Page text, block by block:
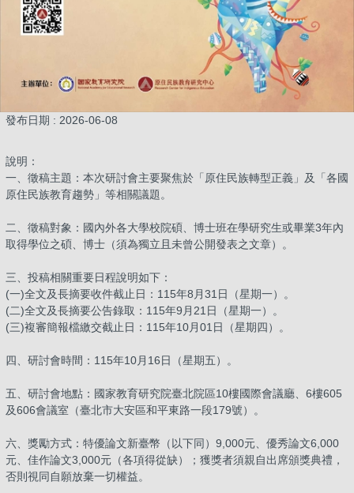
發布日期 : 2026-06-08
說明：​
​​一、​​​徵稿主題：本次研討會主要聚焦於「原住民族轉型正義」及「各國
原住民族教育趨勢」等相關議題。
​​二、​​​徵稿對象：國內外各大學校院碩、博士班在學研究生或畢業3年內
取得學位之碩、博士（須為獨立且未曾公開發表之文章）。
​​三、​​​投稿相關重要日程說明如下：
​​(一)​​​全文及長摘要收件截止日：115年8月31日（星期一）。
​​(二)​​​全文及長摘要公告錄取：115年9月21日（星期一）。
​​(三)​​​複審簡報檔繳交截止日：115年10月01日（星期四）。
​​四、​​​研討會時間：115年10月16日（星期五）。
​​五、​​​研討會地點：國家教育研究院臺北院區10樓國際會議廳、6樓605
及606會議室（臺北市大安區和平東路一段179號）。
​​六、​​​獎勵方式：特優論文新臺幣（以下同）9,000元、優秀論文6,000
元、佳作論文3,000元（各項得從缺）；獲獎者須親自出席頒獎典禮，
否則視同自願放棄一切權益。